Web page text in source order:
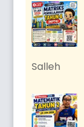
Salleh